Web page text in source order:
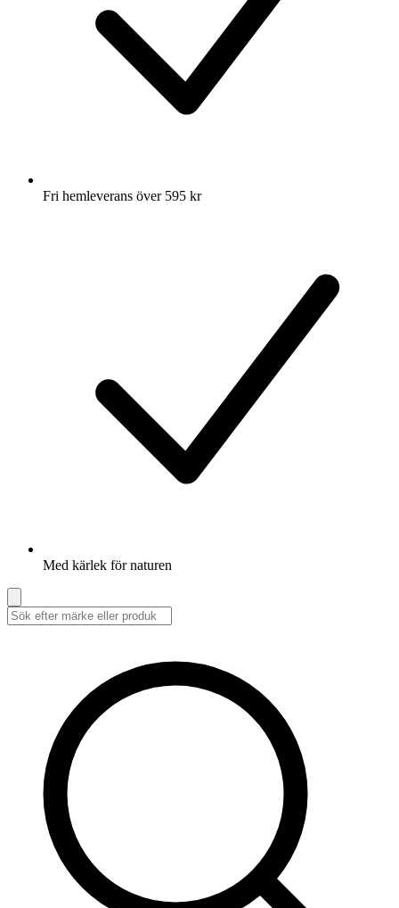
Fri hemleverans över 595 kr
Med kärlek för naturen